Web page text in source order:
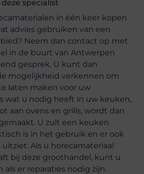
specialist
in één keer kopen
advies gebruiken van een
Neem dan contact op met
in de buurt van Antwerpen
gesprek. U kunt dan
mogelijkheid verkennen om
laten maken voor uw
wat u nodig heeft in uw keuken,
aan ovens en grills, wordt dan
U zult een keuken
is in het gebruik en er ook
Als u horecamateriaal
bij deze groothandel, kunt u
er reparaties nodig zijn.